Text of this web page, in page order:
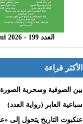
العدد 199 - 2026 Jul
الأكثر قراءة
بين الصوفية وسحرية الصورة
سباعية العابر (رواية العدد)